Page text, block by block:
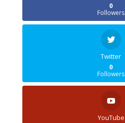
0
Followers
Twitter
0
Followers
YouTube